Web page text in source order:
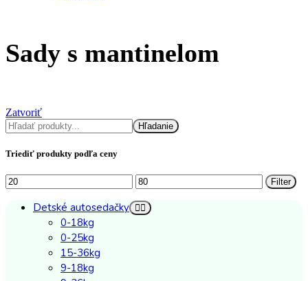
Sady s mantinelom
Zatvoriť
Hľadať
Hľadanie
Triediť produkty podľa ceny
Minimálna
cena
Maximálna
cena
Filter
Detské autosedačky
0-18kg
0-25kg
15-36kg
9-18kg